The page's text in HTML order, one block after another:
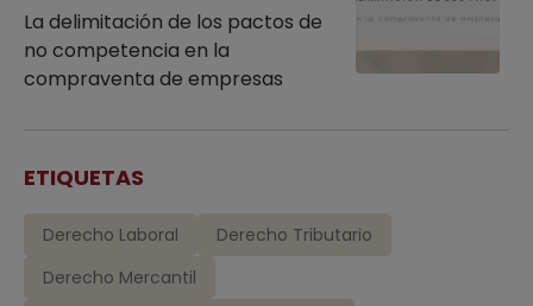
La delimitación de los pactos de
no competencia en la
compraventa de empresas
ETIQUETAS
Derecho Laboral
Derecho Tributario
Derecho Mercantil